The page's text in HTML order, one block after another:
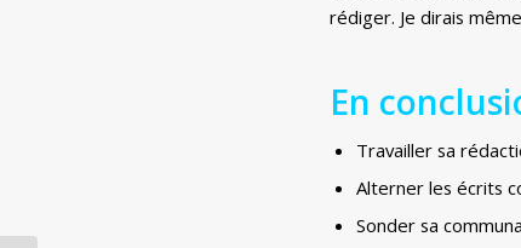
rédiger. Je dirais
En
Travailler sa
Alterner les écrits
Sonder sa